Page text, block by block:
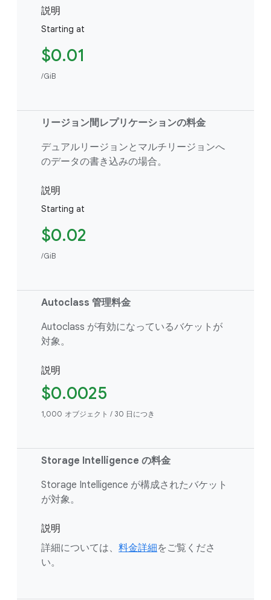
説明
Starting at
$0.01
/GiB
リージョン間レプリケーションの料金
デュアルリージョンとマルチリージョンへ
のデータの書き込みの場合。
説明
Starting at
$0.02
/GiB
Autoclass 管理料金
Autoclass が有効になっているバケットが
対象。
説明
$0.0025
1,000 オブジェクト / 30 日につき
Storage Intelligence の料金
Storage Intelligence が構成されたバケット
が対象。
説明
詳細については、 料金詳細をご覧くださ
い。